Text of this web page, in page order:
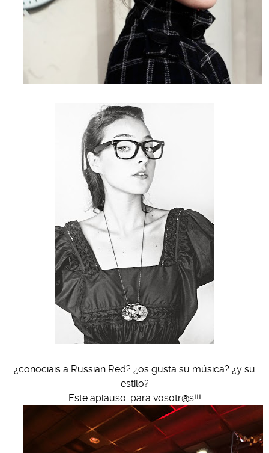
¿conociais a Russian Red? ¿os gusta su música? ¿y su
estilo?
Este aplauso…para vosotr@s!!!